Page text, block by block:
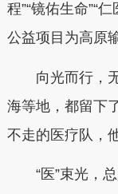
程”“镜佑生命”“
公益项目为高原
向光而行，无
海等地，都留下
不走的医疗队，
“医”束光，总